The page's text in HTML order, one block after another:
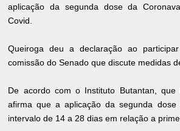
aplicação da segunda dose da
Covid.
Queiroga deu a declaração ao
comissão do Senado que discute medidas
De acordo com o Instituto Butantan, que
afirma que a aplicação da segunda
intervalo de 14 a 28 dias em relação a